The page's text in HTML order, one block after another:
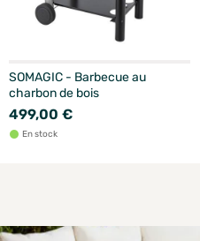
SOMAGIC - Barbecue au
charbon de bois
499,00 €
En stock